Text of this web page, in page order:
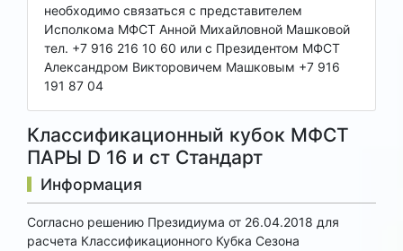
Классификационный кубок МФСТ
ПАРЫ D 16 и ст Стандарт
Информация
Согласно решению Президиума от 26.04.2018 для
расчета Классификационного Кубка Сезона
необходимо связаться с представителем
Исполкома МФСТ Анной Михайловной Машковой
тел. +7 916 216 10 60 или с Президентом МФСТ
Александром Викторовичем Машковым +7 916
191 87 04